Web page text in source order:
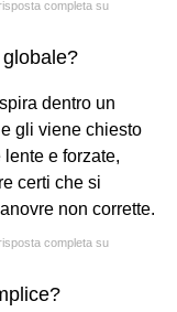
completa su
dentro un
gli viene chiesto
e forzate,
certi che si
non corrette.
completa su